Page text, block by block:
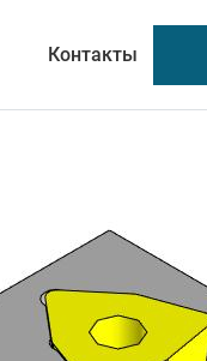
Контакты